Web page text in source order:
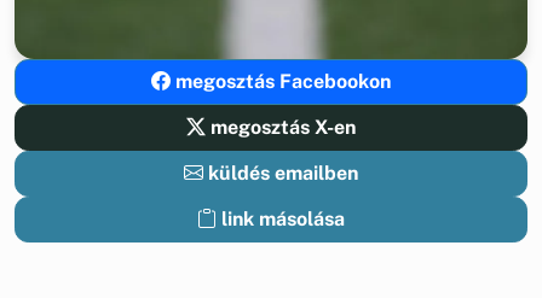
megosztás Facebookon
megosztás X-en
küldés emailben
link másolása